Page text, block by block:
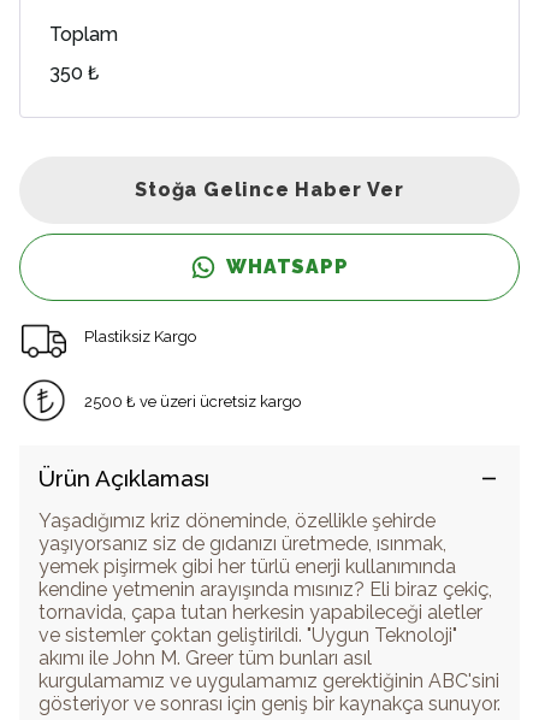
Toplam
350 ₺
Stoğa Gelince Haber Ver
WHATSAPP
Plastiksiz Kargo
2500 ₺ ve üzeri ücretsiz kargo
Ürün Açıklaması
Yaşadığımız kriz döneminde, özellikle şehirde
yaşıyorsanız siz de gıdanızı üretmede, ısınmak,
yemek pişirmek gibi her türlü enerji kullanımında
kendine yetmenin arayışında mısınız? Eli biraz çekiç,
tornavida, çapa tutan herkesin yapabileceği aletler
ve sistemler çoktan geliştirildi. "Uygun Teknoloji"
akımı ile John M. Greer tüm bunları asıl
kurgulamamız ve uygulamamız gerektiğinin ABC'sini
gösteriyor ve sonrası için geniş bir kaynakça sunuyor.